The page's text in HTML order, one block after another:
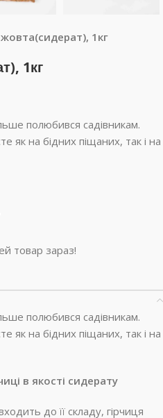
жовта(сидерат), 1кг
1кг
полюбився садівникам.
як на бідних піщаних, так і на
товар зараз!
полюбився садівникам.
як на бідних піщаних, так і на
в якості сидерату
до її складу, гірчиця